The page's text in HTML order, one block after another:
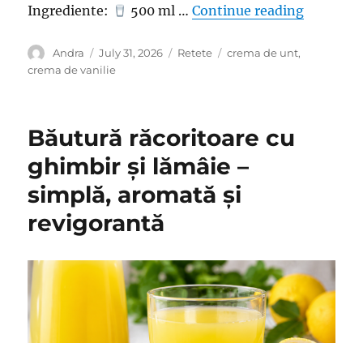
Ingrediente:
500 ml … Continue reading“Cremă
Author
Andra
Posted
on
July 31, 2026 Categories
Retete Tags
crema de unt,
crema de vanilie
Băutură răcoritoare cu
ghimbir și lămâie –
simplă, aromată și
revigorantă